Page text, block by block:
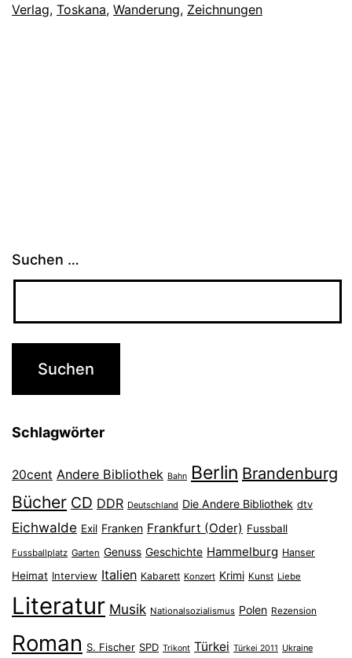
Verlag, Toskana, Wanderung, Zeichnungen
Suchen …
Schlagwörter
20cent Andere Bibliothek Bahn Berlin Brandenburg
Bücher CD DDR Deutschland Die Andere Bibliothek dtv
Eichwalde Exil Franken Frankfurt (Oder) Fussball
Fussballplatz Garten Genuss Geschichte Hammelburg Hanser
Heimat Interview Italien Kabarett Konzert Krimi Kunst Liebe
Literatur Musik Nationalsozialismus Polen Rezension
Roman S. Fischer SPD Trikont Türkei Türkei 2011 Ukraine